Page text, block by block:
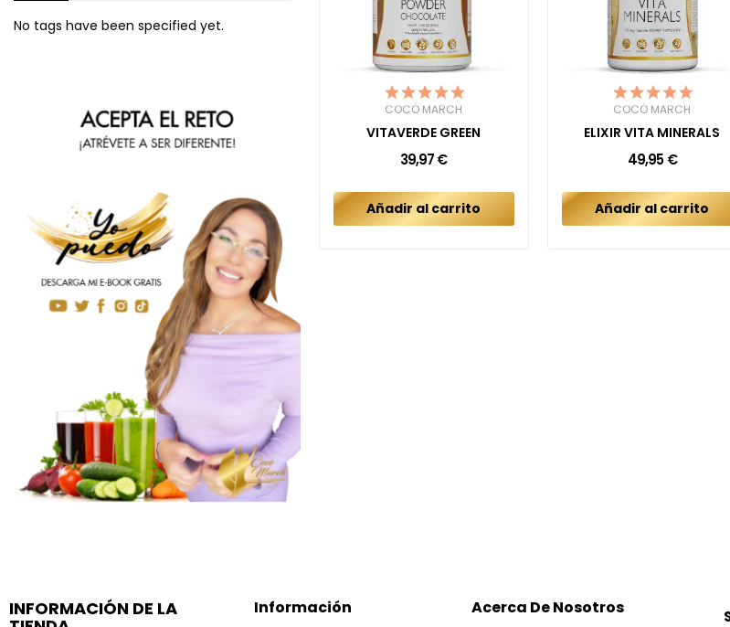
No tags have been specified yet.
COCÓ MARCH
VITAVERDE GREEN
39,97 €
Añadir al carrito
COCÓ MARCH
ELIXIR VITA MINERALS
49,95 €
Añadir al carrito
INFORMACIÓN DE LA Información Acerca De Nosotros